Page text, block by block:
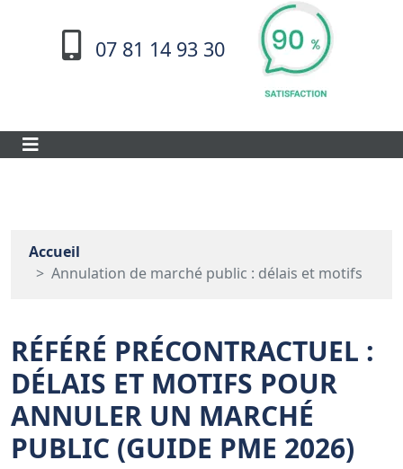
07 81 14 93 30
Accueil
Annulation de marché public : délais et motifs
RÉFÉRÉ PRÉCONTRACTUEL :
DÉLAIS ET MOTIFS POUR
ANNULER UN MARCHÉ
PUBLIC (GUIDE PME 2026)